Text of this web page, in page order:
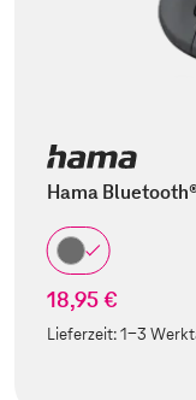
Hama
18,95 €
Lieferzeit:1-3